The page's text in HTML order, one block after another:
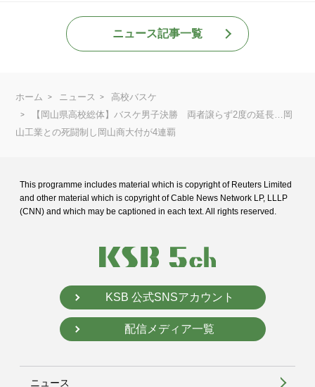
ニュース記事一覧
ホーム ニュース
高校バスケ
【岡山県高校総体】バスケ男子決勝 両者譲らず2度の延長…岡
山工業との死闘制し岡山商大付が4連覇
This programme includes material which is copyright of Reuters Limited
and other material which is copyright of Cable News Network LP, LLLP
(CNN) and which may be captioned in each text. All rights reserved.
KSB 公式SNSアカウント
配信メディア一覧
ニュース